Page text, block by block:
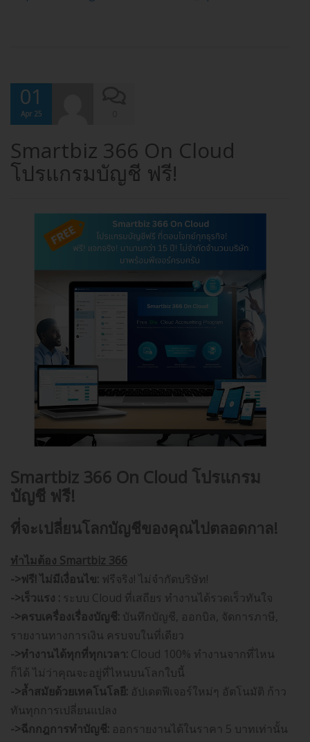
01
Apr 25
Smartbiz 366 On Cloud
โปรแกรมบัญชี ฟรี!
Smartbiz 366 On Cloud โปรแกรม
บัญชี ฟรี!
ที่จะเปลี่ยนโลกบัญชีของคุณไปตลอดกาล!
ทำไมต้อง Smartbiz 366
->ฟรี! ไม่มีเงื่อนไข: ฟรีจริง! ไม่จำกัดบริษัท!
->เร็วแรง : ระบบ Cloud ที่เสถียร ทำงานได้รวดเร็วทันใจ
->ครบเครื่องเรื่องบัญชี: บันทึกบัญชี, ออกบิล, จัดการภาษี,
รายงานทางการเงิน ครบจบในที่เดียว
->ทำงานได้ทุกที่ทุกเวลา: Cloud 100% ทำงานจากที่ไหน
ก็ได้ ไม่ว่าคุณจะอยู่ที่ไหนบนโลกใบนี้
->ล้ำสมัยด้วยเทคโนโลยี: อัปเดตฟีเจอร์ใหม่ๆ อัตโนมัติ ก้าว
ทันทุกการเปลี่ยนแปลง
->ฉีกกฎการทำบัญชี: ออกรายงานได้ในราคา 5 บาทเท่านั้น